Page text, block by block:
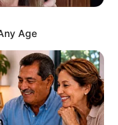
ะทุกมุมดูดี
Age